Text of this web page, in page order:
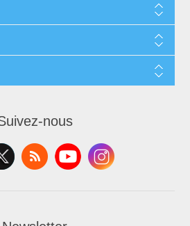
nous